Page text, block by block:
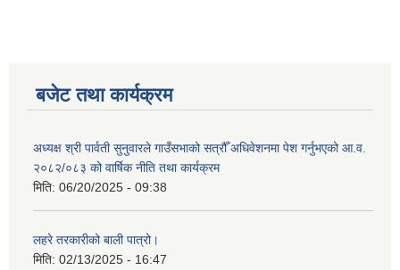
बजेट तथा कार्यक्रम
अध्यक्ष श्री पार्वती सुनुवारले गाउँसभाको सत्रौँ अधिवेशनमा पेश गर्नुभएको आ.व.
२०८२/०८३ को वार्षिक नीति तथा कार्यक्रम
मिति: 06/20/2025 - 09:38
लहरे तरकारीको बाली पात्रो।
मिति: 02/13/2025 - 16:47